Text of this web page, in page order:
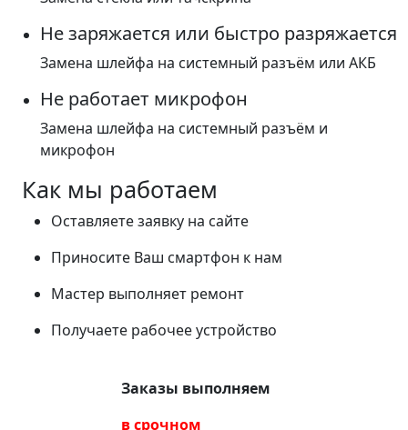
Не заряжается или быстро разряжается
Замена шлейфа на системный разъём или АКБ
Не работает микрофон
Замена шлейфа на системный разъём и
микрофон
Как мы работаем
Оставляете заявку на сайте
Приносите Ваш смартфон к нам
Мастер выполняет ремонт
Получаете рабочее устройство
Заказы выполняем
в срочном